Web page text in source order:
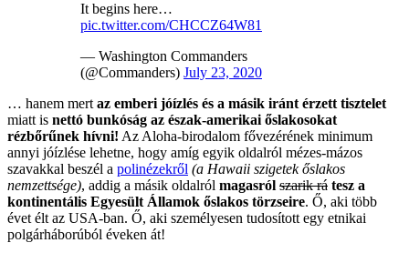
It begins here…
pic.twitter.com/CHCCZ64W81
— Washington Commanders
(@Commanders) July 23, 2020
… hanem mert az emberi jóízlés és a másik iránt érzett tisztelet
miatt is nettó bunkóság az észak-amerikai őslakosokat
rézbőrűnek hívni! Az Aloha-birodalom fővezérének minimum
annyi jóízlése lehetne, hogy amíg egyik oldalról mézes-mázos
szavakkal beszél a polinézekről (a Hawaii szigetek őslakos
nemzettsége), addig a másik oldalról magasról szarik rá tesz a
kontinentális Egyesült Államok őslakos törzseire. Ő, aki több
évet élt az USA-ban. Ő, aki személyesen tudosított egy etnikai
polgárháborúból éveken át!